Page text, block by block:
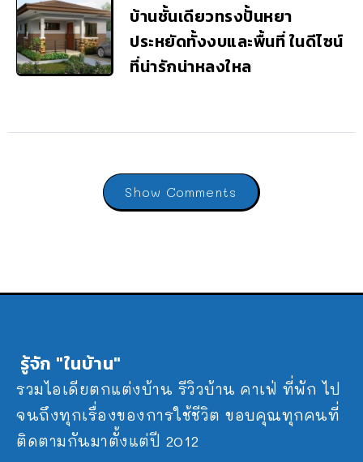
บ้านชั้นเดียวทรงปั้นหยา
ประหยัดทั้งงบและพื้นที่ ในดีไซน์
ที่น่ารักน่าหลงใหล
Show Comments
รู้จัก "ในบ้าน"
รวมไอเดียตกแต่งบ้าน รีวิวบ้าน คาเฟ่ ที่พัก ไป
จนถึงทุกเรื่องของการใช้ชีวิต ขอบคุณทุกคนที่
ติดตามกันมาตั้งแต่ปี 2012